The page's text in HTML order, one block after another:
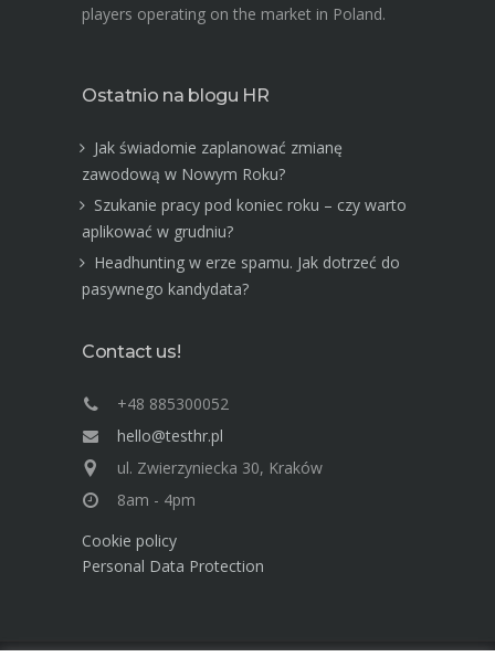
players operating on the market in Poland.
Ostatnio na blogu HR
Jak świadomie zaplanować zmianę
zawodową w Nowym Roku?
Szukanie pracy pod koniec roku – czy warto
aplikować w grudniu?
Headhunting w erze spamu. Jak dotrzeć do
pasywnego kandydata?
Contact us!
+48 885300052
hello@testhr.pl
ul. Zwierzyniecka 30, Kraków
8am - 4pm
Cookie policy
Personal Data Protection